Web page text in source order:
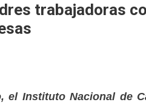
trabajadoras
el Instituto Nacional de